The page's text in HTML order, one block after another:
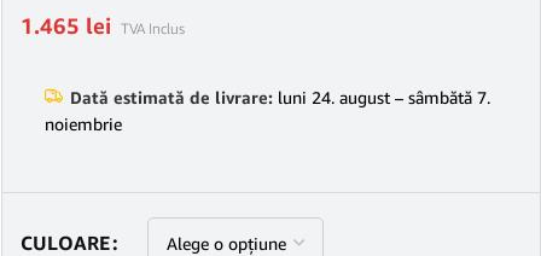
1.465 lei TVA Inclus
Dată estimată de livrare: luni 24. august – sâmbătă 7.
noiembrie
CULOARE